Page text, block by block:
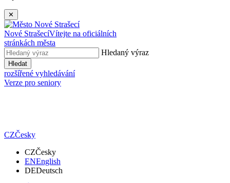
✕
Nové StrašecíVítejte na oficiálních
stránkách města
Hledaný výraz
Hledat
rozšířené vyhledávání
Verze pro seniory
CZČesky
CZČesky
ENEnglish
DEDeutsch